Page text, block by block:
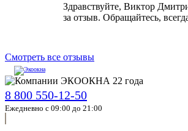
Здравствуйте, Виктор
за отзыв. Обращайтесь,
Смотреть все отзывы
8 800 550-12-50
Ежедневно с 09:00 до 21:00